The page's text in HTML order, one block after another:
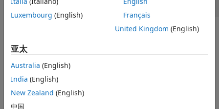
Luxembourg (English)
Français
United Kingdom (English)
亚太
Australia (English)
India (English)
New Zealand (English)
中国